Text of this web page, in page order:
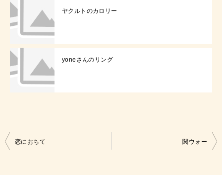
ヤクルトのカロリー
yoneさんのリング
投
恋におちて 関ウォー